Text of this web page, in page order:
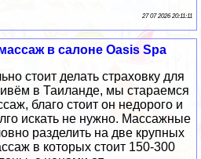
27 07 2026 20:11:11
в салоне Oasis Spa
стоит делать страховку для
в Таиланде, мы стараемся
благо стоит он недорого и
искать не нужно. Массажные
разделить на две крупных
в которых стоит 150-300